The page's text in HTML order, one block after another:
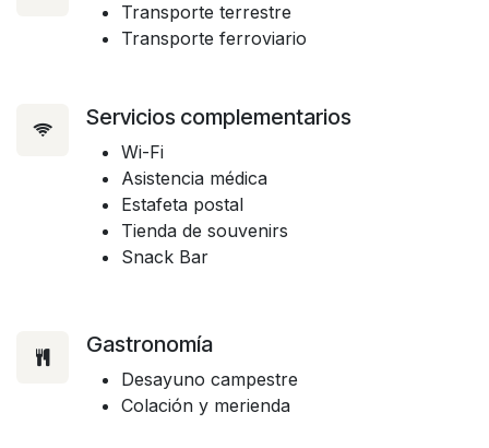
Transporte terrestre
Transporte ferroviario
Servicios complementarios
Wi-Fi
Asistencia médica
Estafeta postal
Tienda de souvenirs
Snack Bar
Gastronomía
Desayuno campestre
Colación y merienda